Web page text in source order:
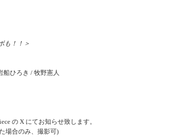
も！！＞
船ひろき / 牧野憲人
の X にてお知らせ致します。
場合のみ、撮影可)